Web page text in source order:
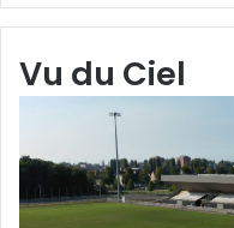
Vu du Ciel
« Vu
du
Ciel »